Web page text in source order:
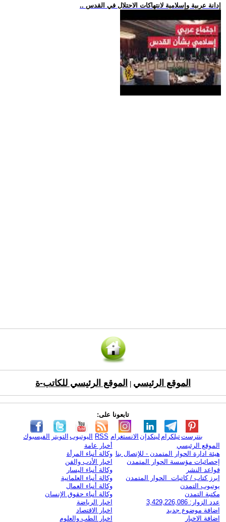
.. إدانة عربية وإسلامية لانتهاكات الاحتلال في القدس
الموقع الرئيسي الموقع الرئيسي للكاتب-ة
تابعونا على:
الفيسبوك التويتر اليوتيوب RSS الانستغرام لينكدإن تيلكرامبنترست
الموقع الرئيسي
هيئة ادارة الحوار المتمدن - للإتصال بنا
إحصائيات مؤسسة الحوار المتمدن
قواعد النشر
ابرز كتاب / كاتبات الحوار المتمدن
يوتيوب التمدن
مكتبة التمدن
عدد الزوار: 3,429,226,086
اضافة موضوع جديد
اضافة الاخبار
أخبار عامة
وكالة أنباء المرأة
اخبار الأدب والفن
وكالة أنباء اليسار
وكالة أنباء العلمانية
وكالة أنباء العمال
وكالة أنباء حقوق الإنسان
اخبار الرياضة
اخبار الاقتصاد
اخبار الطب والعلوم